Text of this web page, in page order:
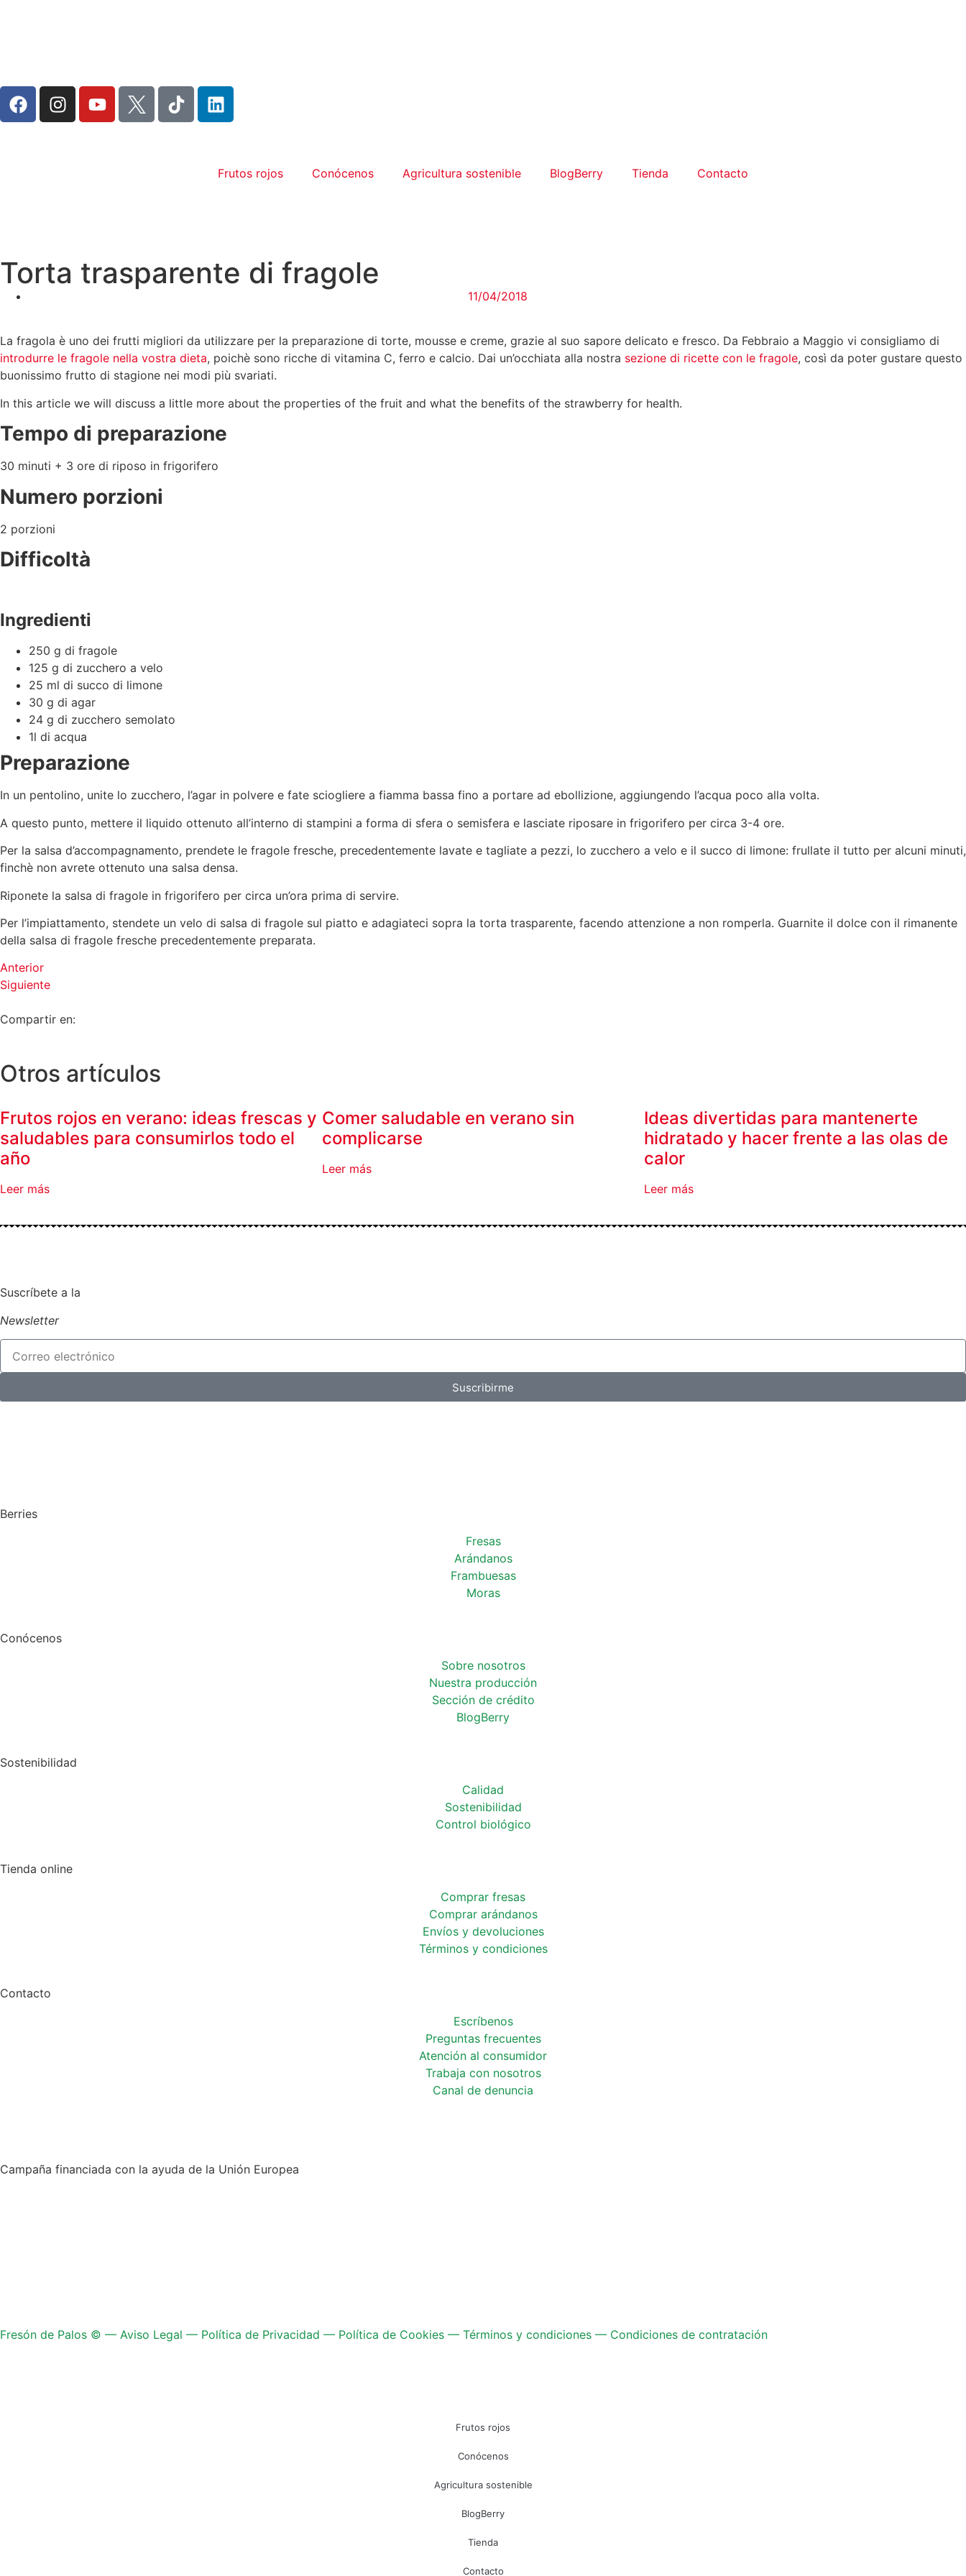
Frutos rojos Conócenos Agricultura sostenible BlogBerry Tienda Contacto
Torta trasparente di fragole
11/04/2018
La fragola è uno dei frutti migliori da utilizzare per la preparazione di torte, mousse e creme, grazie al suo sapore delicato e fresco. Da Febbraio a Maggio vi consigliamo di
introdurre le fragole nella vostra dieta, poichè sono ricche di vitamina C, ferro e calcio. Dai un’occhiata alla nostra sezione di ricette con le fragole, così da poter gustare questo
buonissimo frutto di stagione nei modi più svariati.
In this article we will discuss a little more about the properties of the fruit and what the benefits of the strawberry for health.
Tempo di preparazione
30 minuti + 3 ore di riposo in frigorifero
Numero porzioni
2 porzioni
Difficoltà
Ingredienti
250 g di fragole
125 g di zucchero a velo
25 ml di succo di limone
30 g di agar
24 g di zucchero semolato
1l di acqua
Preparazione
In un pentolino, unite lo zucchero, l’agar in polvere e fate sciogliere a fiamma bassa fino a portare ad ebollizione, aggiungendo l’acqua poco alla volta.
A questo punto, mettere il liquido ottenuto all’interno di stampini a forma di sfera o semisfera e lasciate riposare in frigorifero per circa 3-4 ore.
Per la salsa d’accompagnamento, prendete le fragole fresche, precedentemente lavate e tagliate a pezzi, lo zucchero a velo e il succo di limone: frullate il tutto per alcuni minuti,
finchè non avrete ottenuto una salsa densa.
Riponete la salsa di fragole in frigorifero per circa un’ora prima di servire.
Per l’impiattamento, stendete un velo di salsa di fragole sul piatto e adagiateci sopra la torta trasparente, facendo attenzione a non romperla. Guarnite il dolce con il rimanente
della salsa di fragole fresche precedentemente preparata.
Anterior
Siguiente
Compartir en:
Otros artículos
Frutos rojos en verano: ideas frescas y
saludables para consumirlos todo el
año
Leer más
Comer saludable en verano sin
complicarse
Leer más
Ideas divertidas para mantenerte
hidratado y hacer frente a las olas de
calor
Leer más
Suscríbete a la
Newsletter
Suscribirme
Berries
Fresas
Arándanos
Frambuesas
Moras
Conócenos
Sobre nosotros
Nuestra producción
Sección de crédito
BlogBerry
Sostenibilidad
Calidad
Sostenibilidad
Control biológico
Tienda online
Comprar fresas
Comprar arándanos
Envíos y devoluciones
Términos y condiciones
Contacto
Escríbenos
Preguntas frecuentes
Atención al consumidor
Trabaja con nosotros
Canal de denuncia
Campaña financiada con la ayuda de la Unión Europea
Fresón de Palos © — Aviso Legal — Política de Privacidad — Política de Cookies — Términos y condiciones — Condiciones de contratación
Frutos rojos
Conócenos
Agricultura sostenible
BlogBerry
Tienda
Contacto